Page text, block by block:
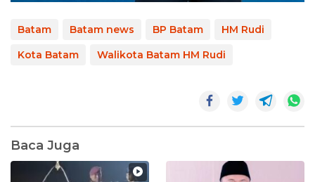
Batam Batam news BP Batam
HM Rudi
Kota Batam
Walikota Batam HM Rudi
Baca Juga